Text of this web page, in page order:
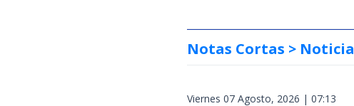
Notas Cortas > Noticia
Viernes 07 Agosto, 2026 | 07:13